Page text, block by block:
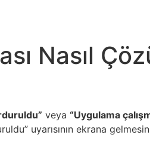
Nasıl
veya “Uygulama
uyarısının ekrana